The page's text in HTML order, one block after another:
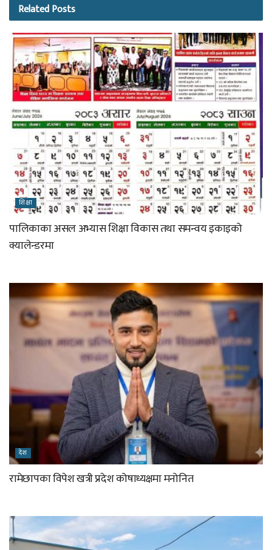
RelatedPosts
शिक्षा
पालिकाका असल अभ्यास शिक्षा विकास तथा समन्वय इकाइको
क्यालेन्डरमा
देश
रामेछापका विपेश खत्री प्रदेश कोषाध्यक्षमा मनोनित